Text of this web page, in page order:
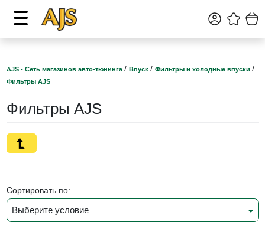
AJS - Сеть магазинов авто-тюнинга / Впуск / Фильтры и холодные впуски /
Фильтры AJS
Фильтры AJS
Сортировать по:
Выберите условие